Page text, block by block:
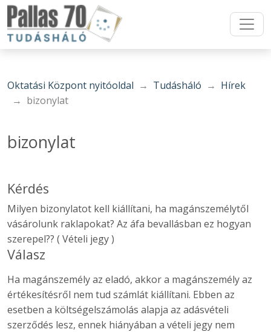
Oktatási Központ nyitóoldal Tudásháló
Hírek
bizonylat
bizonylat
Kérdés
Milyen bizonylatot kell kiállítani, ha magánszemélytől
vásárolunk raklapokat? Az áfa bevallásban ez hogyan
szerepel?? ( Vételi jegy )
Válasz
Ha magánszemély az eladó, akkor a magánszemély az
értékesítésről nem tud számlát kiállítani. Ebben az
esetben a költségelszámolás alapja az adásvételi
szerződés lesz, ennek hiányában a vételi jegy nem